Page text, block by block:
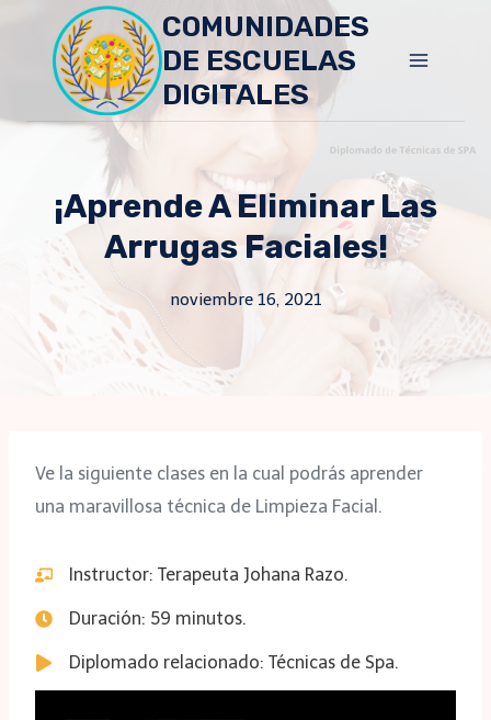
content
COMUNIDADES
DE ESCUELAS
DIGITALES
¡Aprende A Eliminar Las
Arrugas Faciales!
noviembre 16, 2021
Ve la siguiente clases en la cual podrás aprender
una maravillosa técnica de Limpieza Facial.
Instructor: Terapeuta Johana Razo.
Duración: 59 minutos.
Diplomado relacionado: Técnicas de Spa.